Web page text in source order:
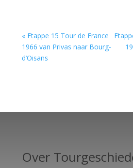
« Etappe 15 Tour de France
1966 van Privas naar Bourg-
d’Oisans
Over